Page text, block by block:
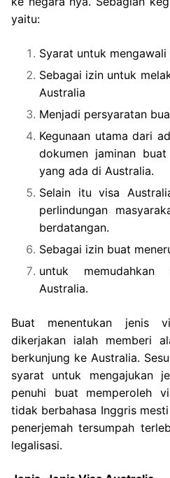
yaitu:
Syarat untuk
Sebagai izin untuk
Australia
Menjadi persyaratan
Kegunaan utama dari
dokumen jaminan
yang ada di Australia.
Selain itu visa
perlindungan
berdatangan.
Sebagai izin buat
untuk
Australia.
Buat menentukan jenis
dikerjakan ialah memberi
berkunjung ke Australia.
syarat untuk mengajukan
penuhi buat memperoleh
tidak berbahasa Inggris
penerjemah tersumpah
legalisasi.